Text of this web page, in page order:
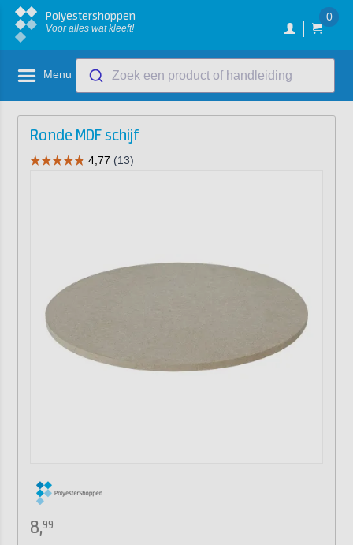
Polyestershoppen
Voor alles wat kleeft!
0
Menu Zoek een product of handleiding
Ronde MDF schijf
8,99